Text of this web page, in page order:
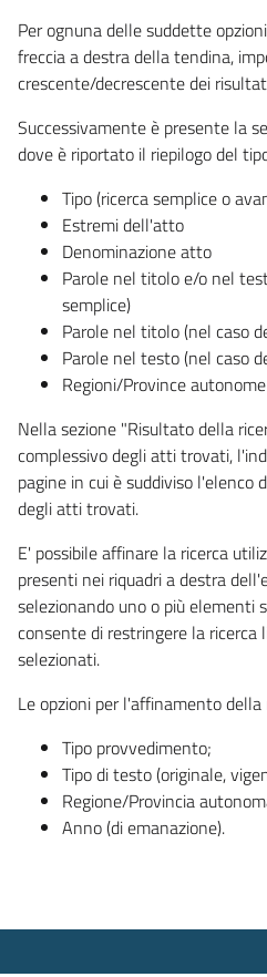
Per ognuna delle suddette
freccia a destra della tendina,
crescente/decrescente dei
Successivamente è presente la
dove è riportato il riepilogo del
Tipo (ricerca semplice o
Estremi dell'atto
Denominazione atto
Parole nel titolo e/o nel
semplice)
Parole nel titolo (nel caso
Parole nel testo (nel caso
Regioni/Province autonome
Nella sezione "Risultato della
complessivo degli atti trovati,
pagine in cui è suddiviso l'elenco
degli atti trovati.
E' possibile affinare la ricerca
presenti nei riquadri a destra
selezionando uno o più elementi
consente di restringere la
selezionati.
Le opzioni per l'affinamento della
Tipo provvedimento;
Tipo di testo (originale,
Regione/Provincia
Anno (di emanazione).